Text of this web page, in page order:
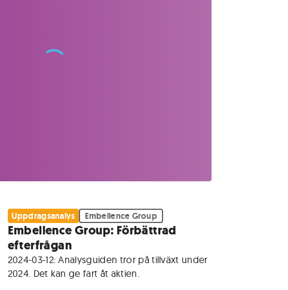
Uppdragsanalys Embellence Group
Embellence Group: Förbättrad
efterfrågan
2024-03-12: Analysguiden tror på tillväxt under
2024. Det kan ge fart åt aktien.